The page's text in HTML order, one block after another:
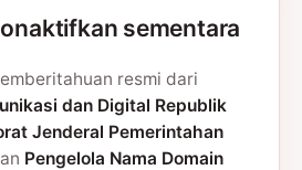
sementara
resmi dari
dan Digital Republik
Jenderal Pemerintahan
Pengelola Nama Domain